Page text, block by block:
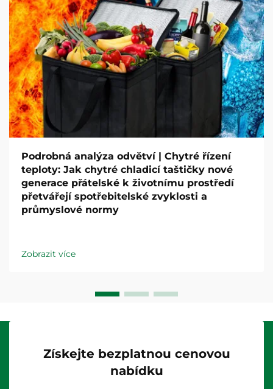
Podrobná analýza odvětví | Chytré řízení
teploty: Jak chytré chladicí taštičky nové
generace přátelské k životnímu prostředí
přetvářejí spotřebitelské zvyklosti a
průmyslové normy
Zobrazit více
Získejte bezplatnou cenovou
nabídku